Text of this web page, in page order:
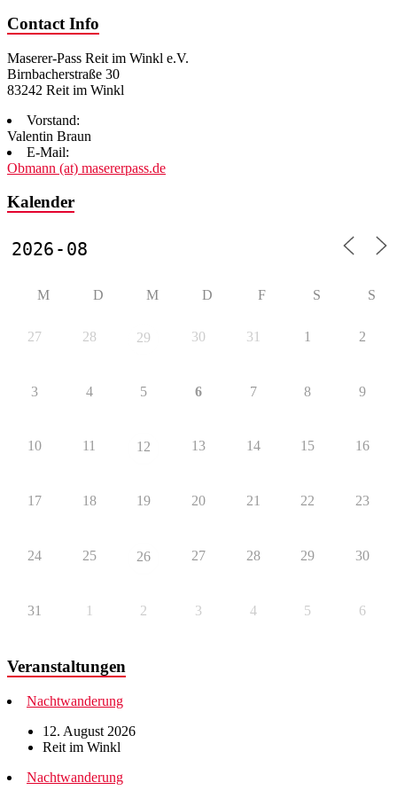
Contact Info
Maserer-Pass Reit im Winkl e.V.
Birnbacherstraße 30
83242 Reit im Winkl
Vorstand:
Valentin Braun
E-Mail:
Obmann (at) masererpass.de
Kalender
M D M D F S S
27 28 29 30 31 1 2
3 4 5 6 7 8 9
10 11 12 13 14 15 16
17 18 19 20 21 22 23
24 25 26 27 28 29 30
31 1 2 3 4 5 6
Veranstaltungen
Nachtwanderung
12. August 2026
Reit im Winkl
Nachtwanderung